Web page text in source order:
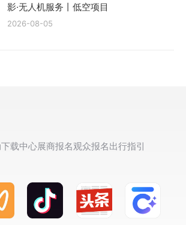
影·无人机服务丨低空项目
2026-08-05
下载中心展商报名观众报名出行指引